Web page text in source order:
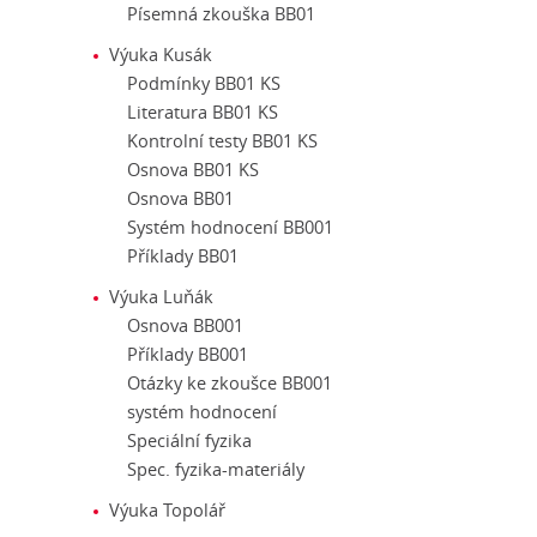
Písemná zkouška BB01
Výuka Kusák
Podmínky BB01 KS
Literatura BB01 KS
Kontrolní testy BB01 KS
Osnova BB01 KS
Osnova BB01
Systém hodnocení BB001
Příklady BB01
Výuka Luňák
Osnova BB001
Příklady BB001
Otázky ke zkoušce BB001
systém hodnocení
Speciální fyzika
Spec. fyzika-materiály
Výuka Topolář